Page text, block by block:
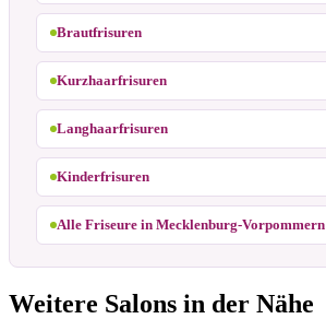
Brautfrisuren
Kurzhaarfrisuren
Langhaarfrisuren
Kinderfrisuren
Alle Friseure in Mecklenburg-Vorpommern
Weitere Salons in der Nähe